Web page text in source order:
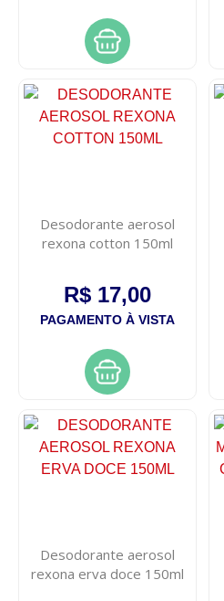
Desodorante aerosol
rexona cotton 150ml
R$ 17,00
PAGAMENTO À VISTA
Desodorante aerosol
rexona erva doce 150ml